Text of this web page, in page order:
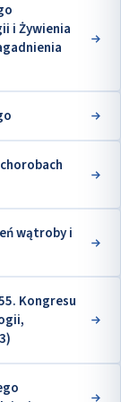
i Żywienia
wątroby i
Kongresu